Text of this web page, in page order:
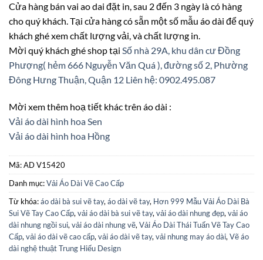
Cửa hàng bán vai ao dai đặt in, sau 2 đến 3 ngày là có hàng
cho quý khách. Tại cửa hàng có sẵn một số mẫu áo dài để quý
khách ghé xem chất lượng vải, và chất lượng in.
Mời quý khách ghé shop tại Số nhà 29A, khu dân cư Đồng
Phượng( hẻm 666 Nguyễn Văn Quá ), đường số 2, Phường
Đông Hưng Thuận, Quận 12 Liên hệ: 0902.495.087
Mời xem thêm hoạ tiết khác trên áo dài :
Vải áo dài hình hoa Sen
Vải áo dài hình hoa Hồng
Mã:AD V15420
Danh mục:Vải Áo Dài Vẽ Cao Cấp
Từ khóa:áo dài bà sui vẽ tay, áo dài vẽ tay, Hơn 999 Mẫu Vải Áo Dài Bà
Sui Vẽ Tay Cao Cấp, vải áo dài bà sui vẽ tay, vải áo dài nhung đẹp, vải áo
dài nhung ngồi sui, vải áo dài nhung vẽ, Vải Áo Dài Thái Tuấn Vẽ Tay Cao
Cấp, vải áo dài vẽ cao cấp, vải áo dài vẽ tay, vải nhung may áo dài, Vẽ áo
dài nghệ thuật Trung Hiếu Design